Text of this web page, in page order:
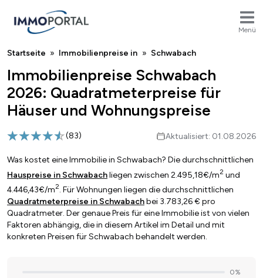
Menü
Breadcrumb
Startseite Immobilienpreise in Schwabach
Immobilienpreise Schwabach
2026: Quadratmeterpreise für
Häuser und Wohnungspreise
(83) Aktualisiert: 01.08.2026
Was kostet eine Immobilie in Schwabach? Die durchschnittlichen
Hauspreise in Schwabachliegen zwischen 2.495,18€/m2 und
4.446,43€/m2. Für Wohnungen liegen die durchschnittlichen
Quadratmeterpreise in Schwabachbei 3.783,26 € pro
Quadratmeter. Der genaue Preis für eine Immobilie ist von vielen
Faktoren abhängig, die in diesem Artikel im Detail und mit
konkreten Preisen für Schwabach behandelt werden.